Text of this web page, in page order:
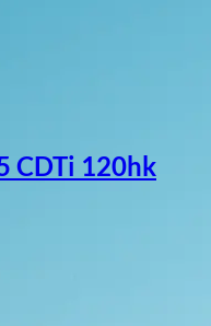
CDTi 120hk